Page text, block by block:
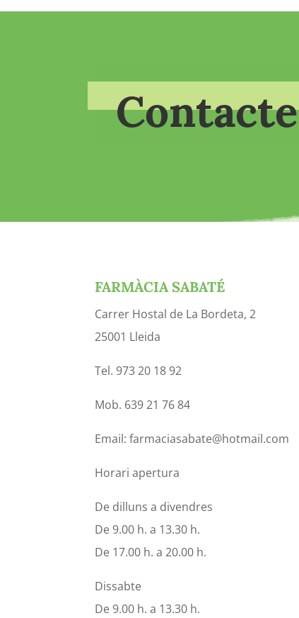
Contacte
FARMÀCIA SABATÉ
Carrer Hostal de La Bordeta, 2
25001 Lleida
Tel. 973 20 18 92
Mob. 639 21 76 84
Email: farmaciasabate@hotmail.com
Horari apertura
De dilluns a divendres
De 9.00 h. a 13.30 h.
De 17.00 h. a 20.00 h.
Dissabte
De 9.00 h. a 13.30 h.